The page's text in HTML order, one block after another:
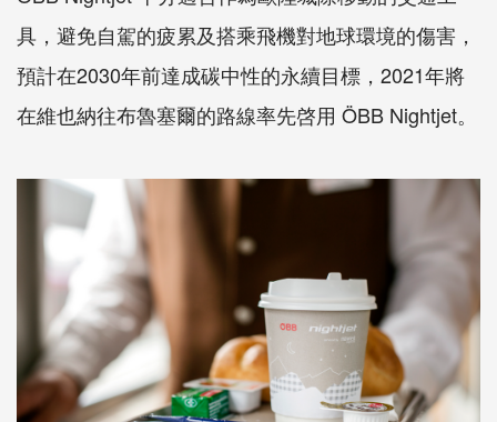
具，避免自駕的疲累及搭乘飛機對地球環境的傷害，
預計在2030年前達成碳中性的永續目標，2021年將
在維也納往布魯塞爾的路線率先啓用 ÖBB Nightjet。